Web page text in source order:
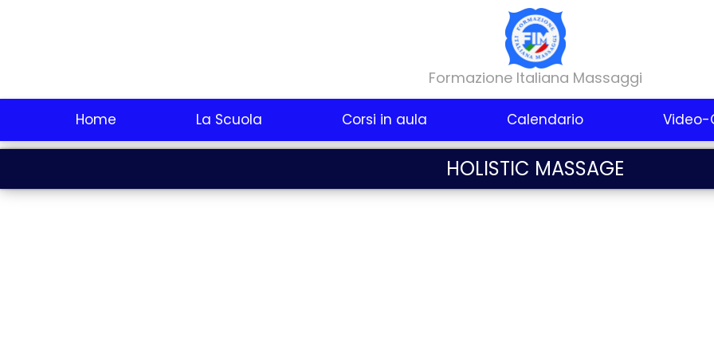
Formazione Italiana Massaggi
Home La Scuola Corsi in aula Calendario Video-
HOLISTIC MASSAGE